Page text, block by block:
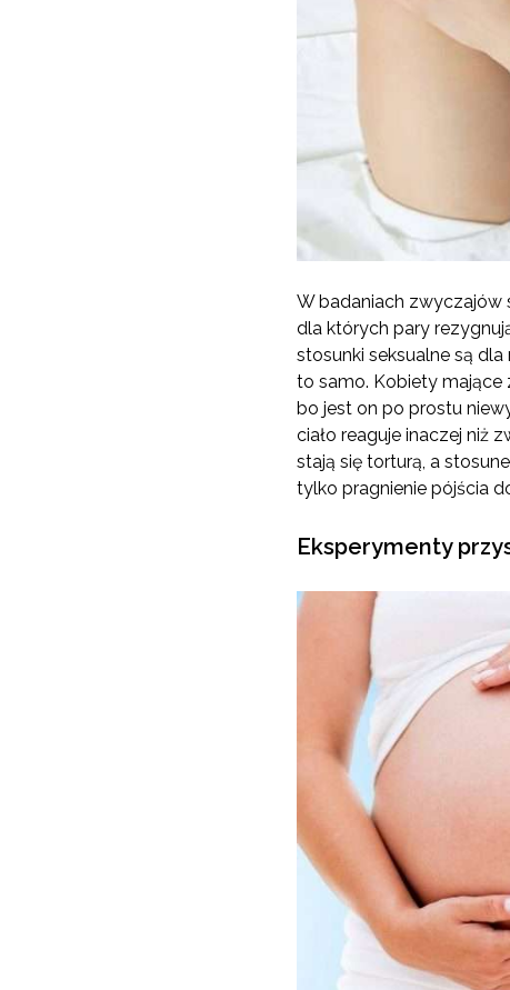
W badaniach zwyczajów
dla których pary
stosunki seksualne są
to samo. Kobiety mające
bo jest on po prostu
ciało reaguje inaczej niż
stają się torturą, a
tylko pragnienie pójścia
Eksperymenty